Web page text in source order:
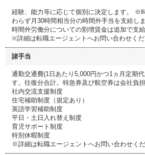
経験、能力等に応じて個別に決定します。 ※
わらず月30時間相当分の時間外手当を支給し
時間外労働分についての割増賃金は追加で支
※詳細は転職エージェントへお問い合わせくだ
諸手当
通勤交通費(1日あたり5,000円かつ1ヵ月定期
す。往復分合計。特急券及び航空券は会社負
社内交流支援制度
住宅補助制度（規定あり）
英語学習補助制度
平日・土日入れ替え制度
育児サポート制度
特別休暇制度
※詳細は転職エージェントへお問い合わせくだ